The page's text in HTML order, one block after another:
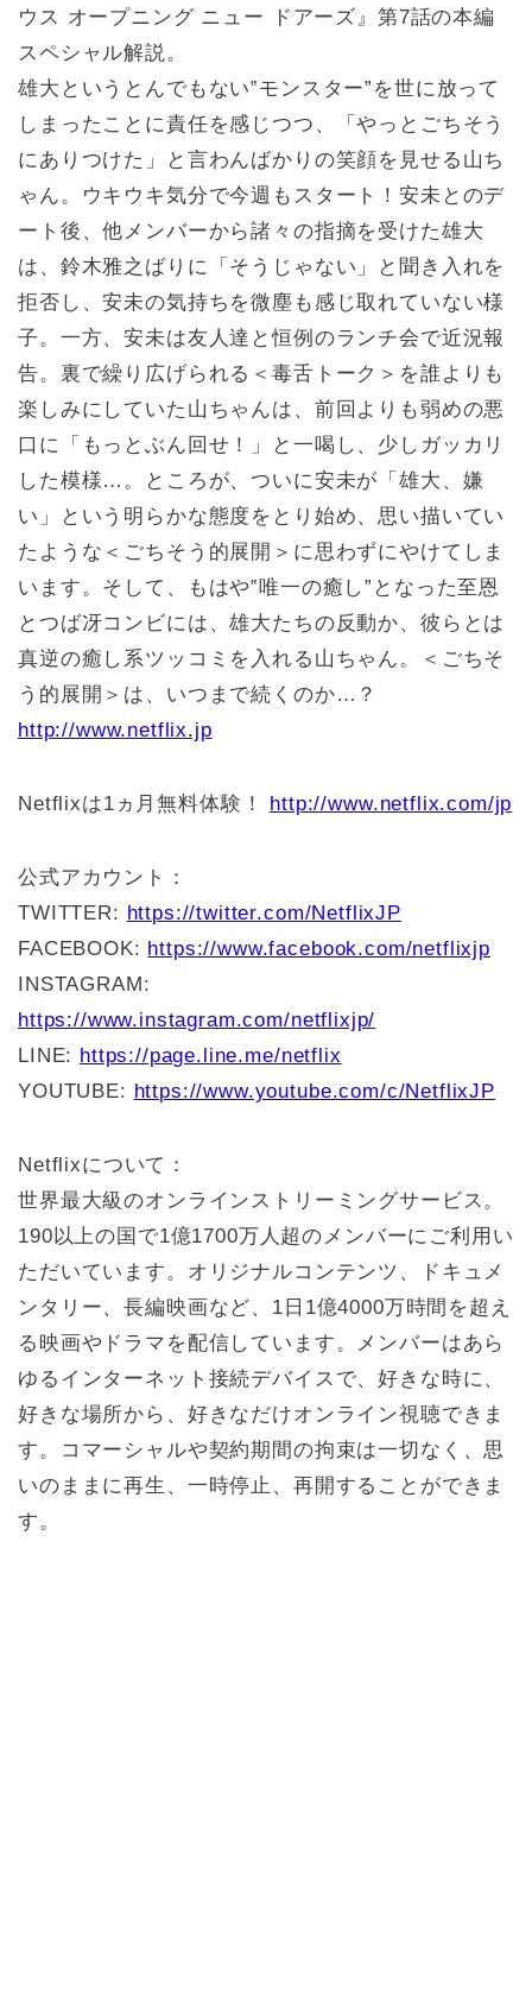
ウス オープニング ニュー ドアーズ』第7話の本編
スペシャル解説。
雄大というとんでもない‟モンスター”を世に放って
しまったことに責任を感じつつ、「やっとごちそう
にありつけた」と言わんばかりの笑顔を見せる山ち
ゃん。ウキウキ気分で今週もスタート！安未とのデ
ート後、他メンバーから諸々の指摘を受けた雄大
は、鈴木雅之ばりに「そうじゃない」と聞き入れを
拒否し、安未の気持ちを微塵も感じ取れていない様
子。一方、安未は友人達と恒例のランチ会で近況報
告。裏で繰り広げられる＜毒舌トーク＞を誰よりも
楽しみにしていた山ちゃんは、前回よりも弱めの悪
口に「もっとぶん回せ！」と一喝し、少しガッカリ
した模様…。ところが、ついに安未が「雄大、嫌
い」という明らかな態度をとり始め、思い描いてい
たような＜ごちそう的展開＞に思わずにやけてしま
います。そして、もはや‟唯一の癒し”となった至恩
とつば冴コンビには、雄大たちの反動か、彼らとは
真逆の癒し系ツッコミを入れる山ちゃん。＜ごちそ
う的展開＞は、いつまで続くのか…？
http://www.netflix.jp
Netflixは1ヵ月無料体験！ http://www.netflix.com/jp
公式アカウント：
TWITTER: https://twitter.com/NetflixJP
FACEBOOK: https://www.facebook.com/netflixjp
INSTAGRAM:
https://www.instagram.com/netflixjp/
LINE: https://page.line.me/netflix
YOUTUBE: https://www.youtube.com/c/NetflixJP
Netflixについて：
世界最大級のオンラインストリーミングサービス。
190以上の国で1億1700万人超のメンバーにご利用い
ただいています。オリジナルコンテンツ、ドキュメ
ンタリー、長編映画など、1日1億4000万時間を超え
る映画やドラマを配信しています。メンバーはあら
ゆるインターネット接続デバイスで、好きな時に、
好きな場所から、好きなだけオンライン視聴できま
す。コマーシャルや契約期間の拘束は一切なく、思
いのままに再生、一時停止、再開することができま
す。